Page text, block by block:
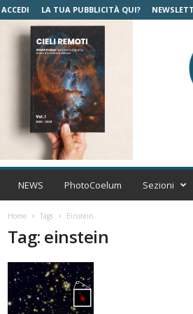
ACCEDI LA TUA PUBBLICITÀ QUI?
C
NEWS PhotoCoelum Sezioni
Home Tags Einstein
Tag: einstein